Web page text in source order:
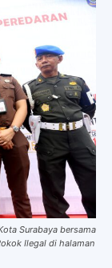
Surabaya bersama
Ilegal di halaman